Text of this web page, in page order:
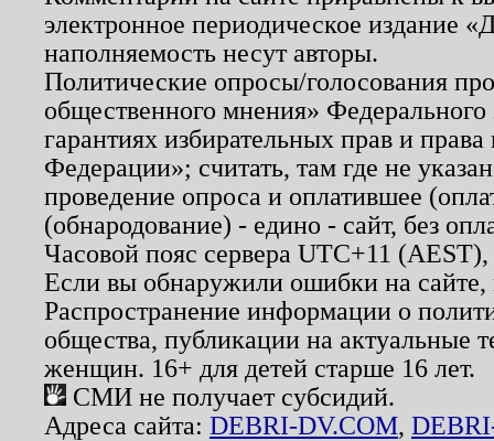
электронное периодическое издание
наполняемость несут авторы.
Политические опросы/голосования
общественного мнения»
гарантиях избирательных прав и
Федерации»; считать, там где не
проведение опроса и оплатившее
(обнародование) - едино - сайт, без
Часовой пояс сервера UTC+11
Если вы обнаружили ошибки на
Распространение информации о
общества, публикации на актуальные
женщин. 16+ для детей старше 16 лет.
СМИ не получает субсидий.
Адреса сайта: DEBRI-DV.COM,